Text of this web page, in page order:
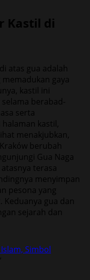
Kastil di
atas gua adalah
gaya
kastil ini
berabad-
serta
kastil,
menakjubkan,
berubah
Gua Naga
terasa
menyimpan
pesona yang
Keduanya gua dan
sejarah dan
Simbol